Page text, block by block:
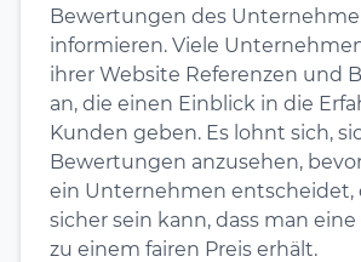
Bewertungen des
informieren. Viele
ihrer Website Referenzen und
an, die einen Einblick in die
Kunden geben. Es lohnt sich,
Bewertungen anzusehen,
ein Unternehmen entscheidet,
sicher sein kann, dass man
zu einem fairen Preis erhält.